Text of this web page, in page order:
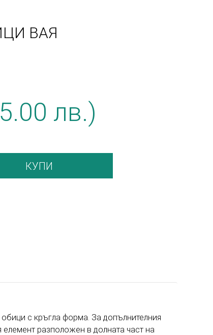
ВАЯ
лв.)
с кръгла форма. За допълнителния
разположен в долната част на